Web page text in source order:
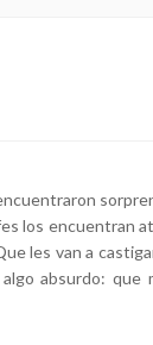
los encuentran
les van a
absurdo: